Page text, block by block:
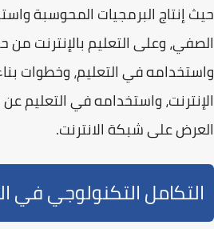
حيث إنتاج البرمجيات المحوسبة
الصفي، وعلى التعليم بالإنترنت من
واستخدامه في التعليم، وخطوات
الإنترنت، واستخدامه في التعليم
العرض على شبكة الانترنت.
التكامل التكنولوجي في